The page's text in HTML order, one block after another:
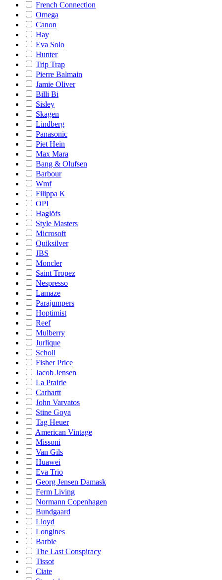
French Connection
Omega
Canon
Hay
Eva Solo
Hunter
Trip Trap
Pierre Balmain
Jamie Oliver
Billi Bi
Sisley
Skagen
Lindberg
Panasonic
Piet Hein
Max Mara
Bang & Olufsen
Barbour
Wmf
Filippa K
OPI
Haglöfs
Style Masters
Microsoft
Quiksilver
JBS
Moncler
Saint Tropez
Nespresso
Lamaze
Parajumpers
Hoptimist
Reef
Mulberry
Jurlique
Scholl
Fisher Price
Jacob Jensen
La Prairie
Carhartt
John Varvatos
Stine Goya
Tag Heuer
American Vintage
Missoni
Van Gils
Huawei
Eva Trio
Georg Jensen Damask
Ferm Living
Normann Copenhagen
Bundgaard
Lloyd
Longines
Barbie
The Last Conspiracy
Tissot
Ciate